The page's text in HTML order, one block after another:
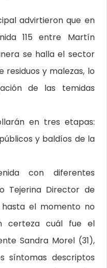
advirtieron que en
115 entre Martín
se halla el sector
y malezas, lo
de las temidas
en tres etapas:
y baldíos de la
con diferentes
Tejerina Director de
hasta el momento no
certeza cuál fue el
Sandra Morel (31),
síntomas descriptos